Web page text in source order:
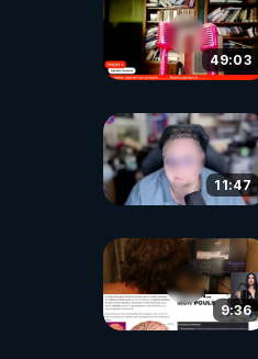
49:03
11:47
9:36